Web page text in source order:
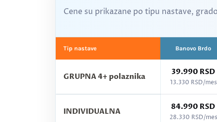
Cene su prikazane po tipu nastave,
Tip nastave Banovo Brdo
GRUPNA 4+ polaznika 39.990 RSD
13.330 RSD/mes
INDIVIDUALNA 84.990 RSD
28.330 RSD/mes